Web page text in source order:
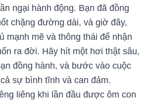
ngại hành động. Bạn đã đồng
chặng đường dài, và giờ đây,
mạnh mẽ và thông thái để nhận
ra đời. Hãy hít một hơi thật sâu,
đồng hành, và bước vào cuộc
sự bình tĩnh và can đảm.
liêng khi lần đầu được ôm con